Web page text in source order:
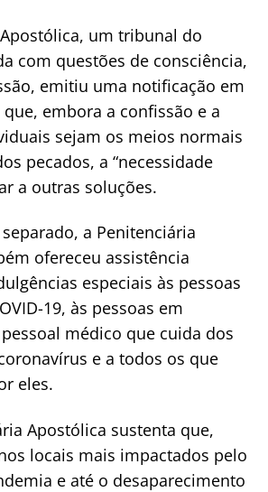
um tribunal do
com questões de consciência,
emitiu uma notificação em
embora a confissão e a
sejam os meios normais
pecados, a “necessidade
a outras soluções.
a Penitenciária
ofereceu assistência
especiais às pessoas
19, às pessoas em
médico que cuida dos
e a todos os que
eles.
Apostólica sustenta que,
locais mais impactados pelo
e até o desaparecimento